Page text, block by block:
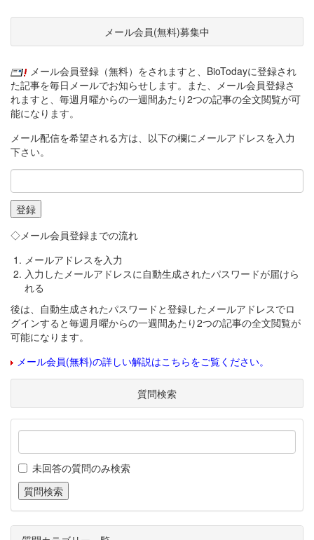
メール会員(無料)募集中
メール会員登録（無料）をされますと、BioTodayに登録され
た記事を毎日メールでお知らせします。また、メール会員登録さ
れますと、毎週月曜からの一週間あたり2つの記事の全文閲覧が可
能になります。
メール配信を希望される方は、以下の欄にメールアドレスを入力
下さい。
◇メール会員登録までの流れ
メールアドレスを入力
入力したメールアドレスに自動生成されたパスワードが届けら
れる
後は、自動生成されたパスワードと登録したメールアドレスでロ
グインすると毎週月曜からの一週間あたり2つの記事の全文閲覧が
可能になります。
メール会員(無料)の詳しい解説はこちらをご覧ください。
質問検索
未回答の質問のみ検索